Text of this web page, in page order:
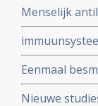
uitstekende
Menselijk
kunnen
wachten op
Eenmaal
studie.
waarschijnlijk
Nieuwe